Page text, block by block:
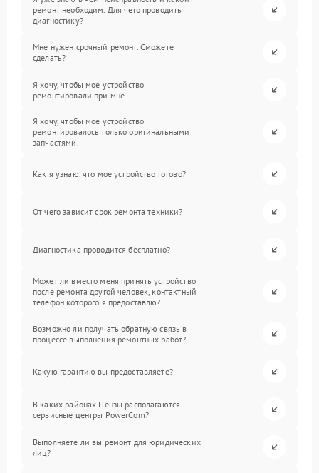
ремонт необходим. Для чего проводить
диагностику?
Мне нужен срочный ремонт. Сможете
сделать?
Я хочу, чтобы мое устройство
ремонтировали при мне.
Я хочу, чтобы мое устройство
ремонтировалось только оригинальными
запчастями.
Как я узнаю, что мое устройство готово?
От чего зависит срок ремонта техники?
Диагностика проводится бесплатно?
Может ли вместо меня принять устройство
после ремонта другой человек, контактный
телефон которого я предоставлю?
Возможно ли получать обратную связь в
процессе выполнения ремонтных работ?
Какую гарантию вы предоставляете?
В каких районах Пензы располагаются
сервисные центры PowerCom?
Выполняете ли вы ремонт для юридических
лиц?